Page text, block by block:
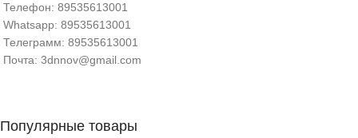
Телефон: 89535613001
Whatsapp: 89535613001
Телеграмм: 89535613001
Почта: 3dnnov@gmail.com
Популярные товары